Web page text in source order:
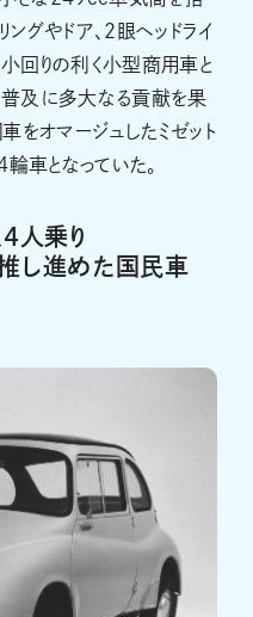
グやドア、2眼ヘッドライ
回りの利く小型商用車と
普及に多大なる貢献を果
をオマージュしたミゼット
輪車となっていた。
人乗り
し進めた国民車